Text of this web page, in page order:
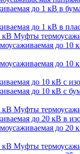
Муфты
Муфты
Муфты